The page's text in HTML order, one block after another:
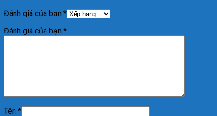
Đánh giá của bạn *
Đánh giá của bạn *
Tên *